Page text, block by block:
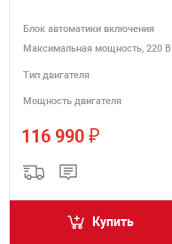
Блок автоматики включения
Максимальная мощность, 220 В
Тип двигателя
Мощность двигателя
116 990 ₽
Купить